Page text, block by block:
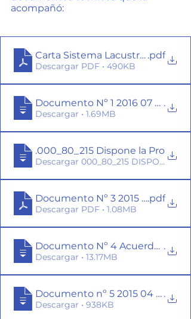
acompañó:
Carta Sistema Lacustre Llico-
.pdf
Descargar PDF • 490KB
.
Descargar • 1.69MB
Documento Nº 2 2015 04 24 ORD
.000_80_215 Dispone la
Documento Nº 3 2015 Proceso
.pdf
Descargar PDF • 1.08MB
Documento Nº 4 Acuerdo .
Descargar • 13.17MB
Documento nº 5 2015 04 09
.
Descargar • 938KB